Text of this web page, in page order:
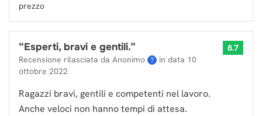
prezzo
“Esperti, bravi e gentili.”
Recensione rilasciata da Anonimo ? in data 10
ottobre 2022
8.7
Ragazzi bravi, gentili e competenti nel lavoro.
Anche veloci non hanno tempi di attesa.